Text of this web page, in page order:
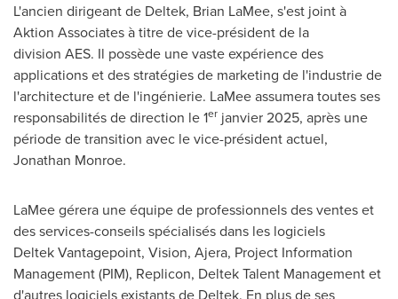
L'ancien dirigeant de Deltek, Brian LaMee, s'est joint à
Aktion Associates à titre de vice-président de la
division AES. Il possède une vaste expérience des
applications et des stratégies de marketing de l'industrie de
l'architecture et de l'ingénierie. LaMee assumera toutes ses
responsabilités de direction le 1er janvier 2025, après une
période de transition avec le vice-président actuel,
Jonathan Monroe.
LaMee gérera une équipe de professionnels des ventes et
des services-conseils spécialisés dans les logiciels
Deltek Vantagepoint, Vision, Ajera, Project Information
Management (PIM), Replicon, Deltek Talent Management et